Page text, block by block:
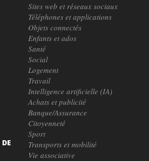
Sites web et réseaux sociaux
Téléphones et applications
Objets connectés
Enfants et ados
Santé
Social
Logement
Travail
Intelligence artificielle (IA)
Achats et publicité
Banque/Assurance
Citoyenneté
Sport
Transports et mobilité
Vie associative